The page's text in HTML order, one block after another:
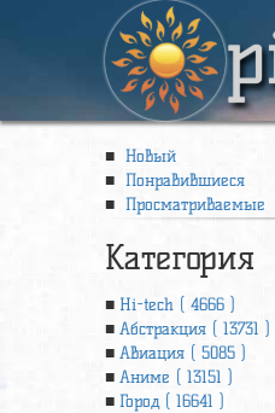
Новый
Понравившиеся
Просматриваемые
Категория
Hi-tech ( 4666 )
Абстракция ( 13731 )
Авиация ( 5085 )
Аниме ( 13151 )
Город ( 16641 )